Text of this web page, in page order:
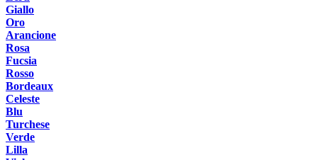
Giallo
Oro
Arancione
Rosa
Fucsia
Rosso
Bordeaux
Celeste
Blu
Turchese
Verde
Lilla